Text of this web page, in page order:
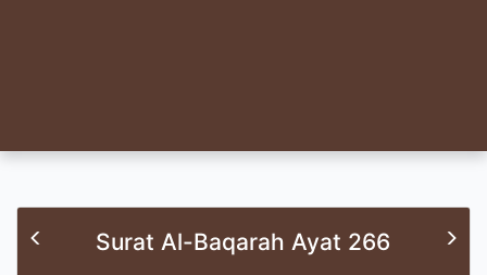
Surat Al-Baqarah Ayat 266